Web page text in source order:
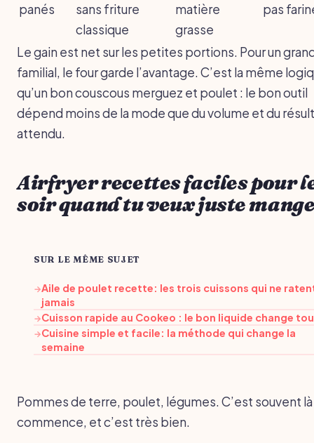
panés
sans friture
classique
matière
grasse
pas
Le gain est net sur les petites portions. Pour un
familial, le four garde l’avantage. C’est la même
qu’un bon couscous merguez et poulet : le bon outil
dépend moins de la mode que du volume et du
attendu.
Airfryer recettes faciles pour
soir quand tu veux juste
SUR LE MÊME SUJET
→Aile de poulet recette: les trois cuissons qui ne
jamais
→Cuisson rapide au Cookeo : le bon liquide change
→Cuisine simple et facile: la méthode qui change la
semaine
Pommes de terre, poulet, légumes. C’est souvent là
commence, et c’est très bien.